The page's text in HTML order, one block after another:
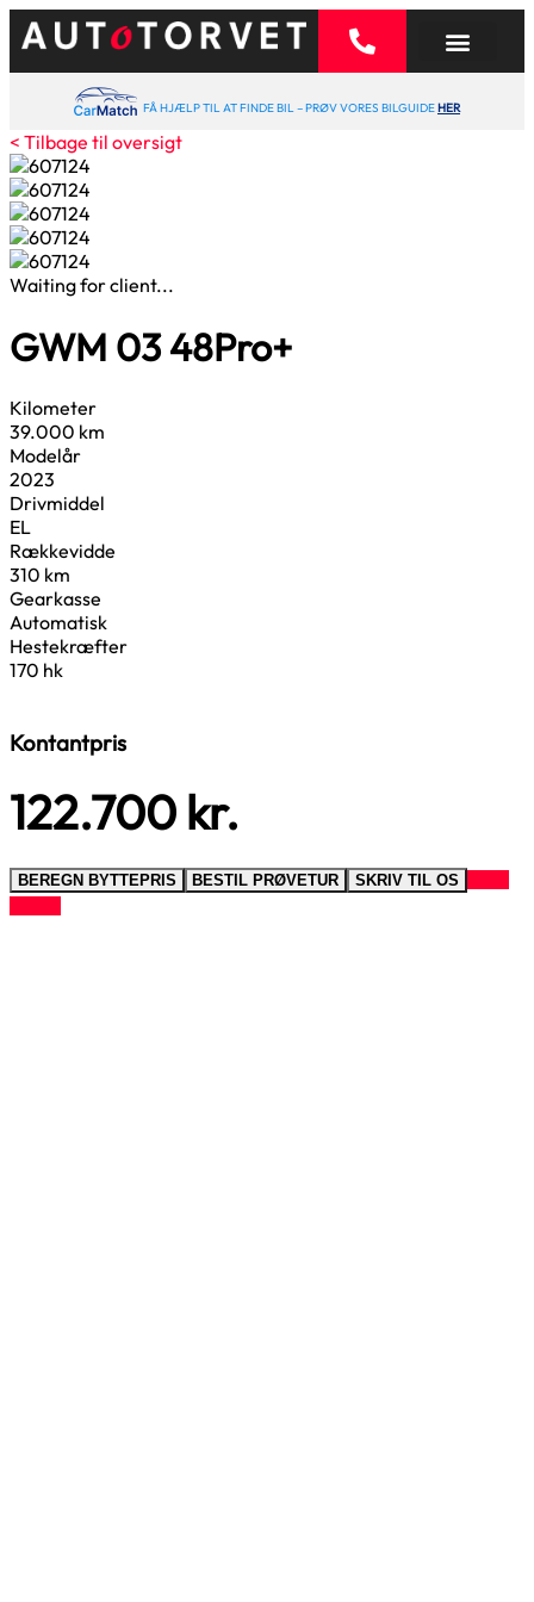
FÅ HJÆLP TIL AT FINDE BIL – PRØV VORES BILGUIDEHER
< Tilbage til oversigt
Waiting for client...
GWM 0348Pro+
Kilometer
39.000 km
Modelår
2023
Drivmiddel
EL
Rækkevidde
310 km
Gearkasse
Automatisk
Hestekræfter
170 hk
Kontantpris
122.700 kr.
BEREGN BYTTEPRIS BESTIL PRØVETUR SKRIV TIL OS